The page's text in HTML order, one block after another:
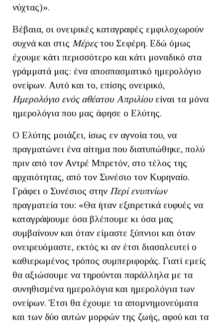
νύχτας)».
Βέβαια, οι ονειρικές καταγραφές εμφιλοχωρούν
συχνά και στις Μέρεςτου Σεφέρη. Εδώ όμως
έχουμε κάτι περισσότερο και κάτι μοναδικό στα
γράμματά μας: ένα αποσπασματικό ημερολόγιο
ονείρων. Αυτό και το, επίσης ονειρικό,
Ημερολόγιο ενός αθέατου Απριλίου είναι τα μόνα
ημερολόγια που μας άφησε ο Ελύτης.
Ο Ελύτης μοιάζει, ίσως εν αγνοία του, να
πραγματώνει ένα αίτημα που διατυπώθηκε, πολύ
πριν από τον Αντρέ Μπρετόν, στο τέλος της
αρχαιότητας, από τον Συνέσιο τον Κυρηναίο.
Γράφει ο Συνέσιος στην Περί ενυπνίων
πραγματεία του: «Θα ήταν εξαιρετικά ευφυές να
καταγράψουμε όσα βλέπουμε κι όσα μας
συμβαίνουν και όταν είμαστε ξύπνιοι και όταν
ονειρευόμαστε, εκτός κι αν έτσι διασαλευτεί ο
καθιερωμένος τρόπος συμπεριφοράς. Γιατί εμείς
θα αξιώσουμε να τηρούνται παράλληλα με τα
συνηθισμένα ημερολόγια και ημερολόγια των
ονείρων. Έτσι θα έχουμε τα απομνημονεύματα
και των δύο αυτών μορφών της ζωής, αφού και τα